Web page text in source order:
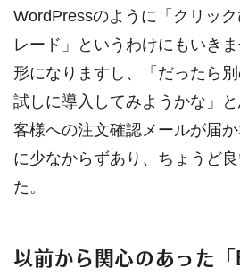
WordPressのように「クリッ
レード」というわけにもいき
形になりますし、「だったら
試しに導入してみようかな」
客様への注文確認メールが届
に少なからずあり、ちょうど
た。
以前から関心のあった